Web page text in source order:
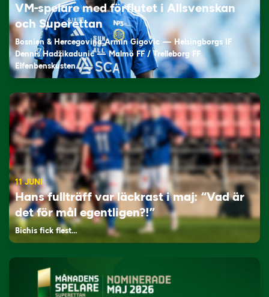
VM-spelare med förflutet i Allsvenskan
och Superettan
Bosnien & Hercegovina Armin Gigovic — Helsingborgs IF
Dennis Hadžikadunić — Malmö FF / Trelleborg FF
Elfenbenskusten…
11 JUNI
Hans fullträff var läckrast i maj: “Vad är
det för mål egentligen?!”
Bichis fick flest…